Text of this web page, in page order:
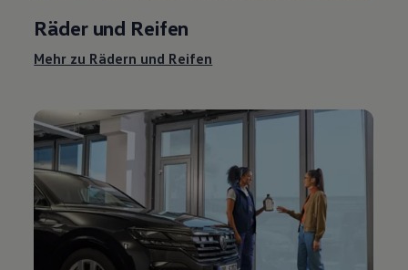
Räder und Reifen
Mehr zu Rädern und Reifen